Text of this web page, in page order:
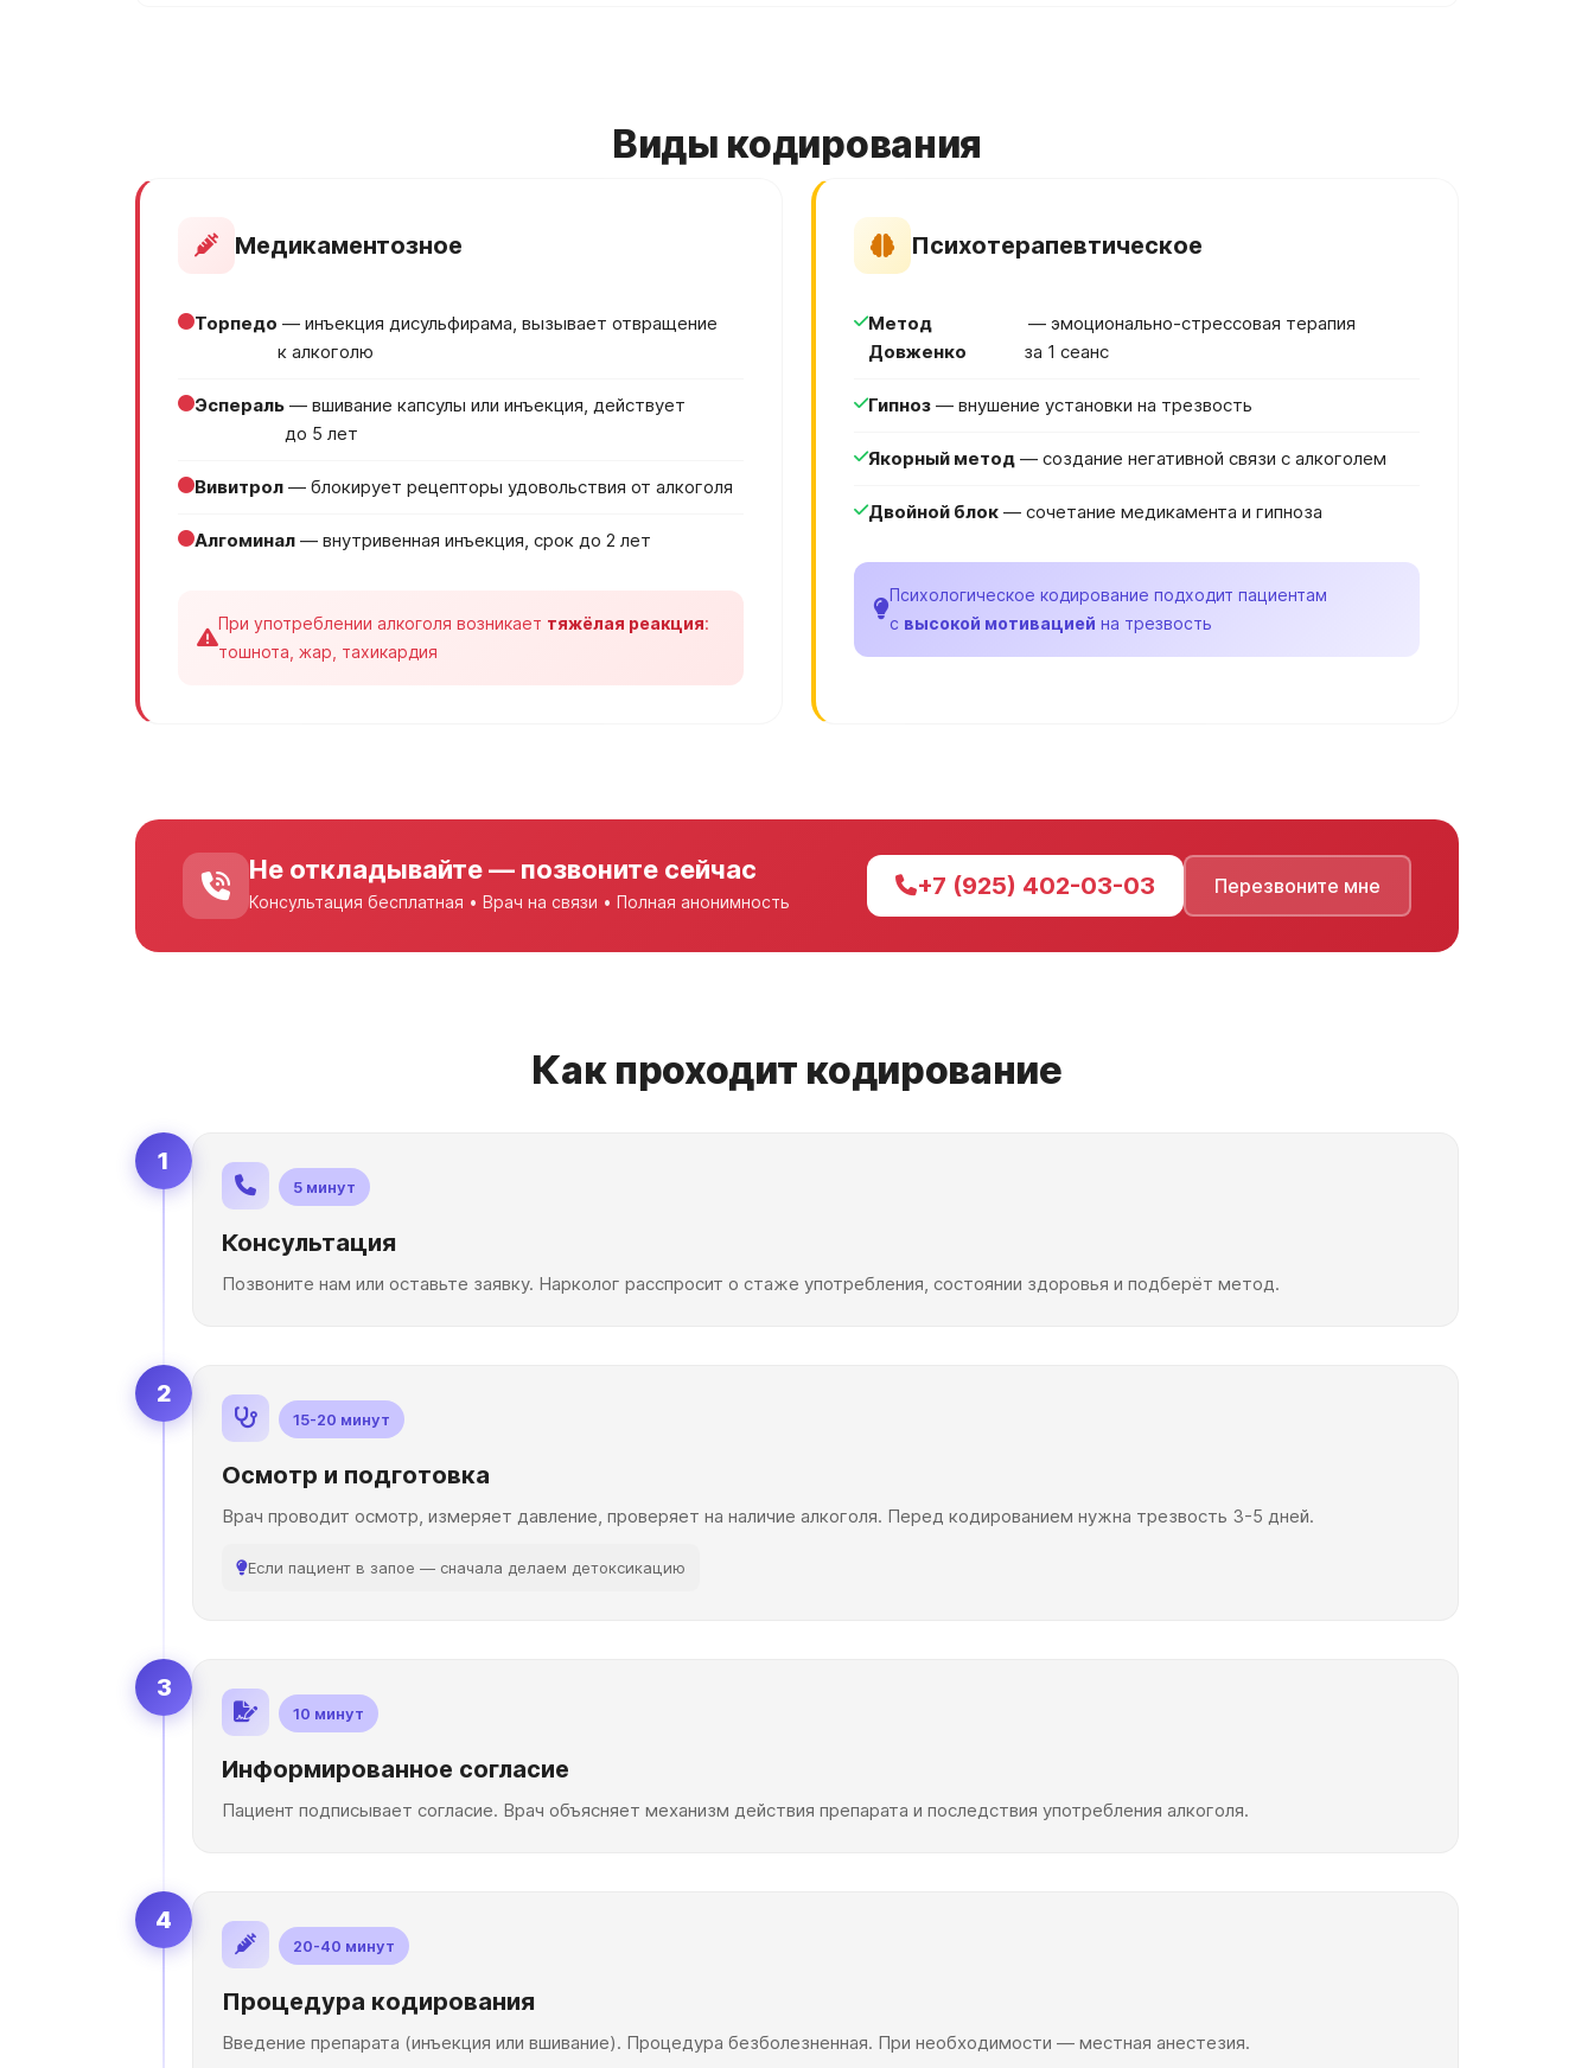
Виды кодирования
Медикаментозное
Торпедо — инъекция дисульфирама, вызывает отвращение
к алкоголю
Эспераль — вшивание капсулы или инъекция, действует
до 5 лет
Вивитрол — блокирует рецепторы удовольствия от алкоголя
Алгоминал — внутривенная инъекция, срок до 2 лет
При употреблении алкоголя возникает тяжёлая реакция:
тошнота, жар, тахикардия
Психотерапевтическое
Метод
Довженко
— эмоционально-стрессовая терапия
за 1 сеанс
Гипноз — внушение установки на трезвость
Якорный метод — создание негативной связи с алкоголем
Двойной блок — сочетание медикамента и гипноза
Психологическое кодирование подходит пациентам
с высокой мотивацией на трезвость
Не откладывайте — позвоните сейчас
Консультация бесплатная • Врач на связи • Полная анонимность
+7 (925) 402-03-03 Перезвоните мне
Как проходит кодирование
1
5 минут
Консультация
Позвоните нам или оставьте заявку. Нарколог расспросит о стаже употребления, состоянии здоровья и подберёт метод.
2
15-20 минут
Осмотр и подготовка
Врач проводит осмотр, измеряет давление, проверяет на наличие алкоголя. Перед кодированием нужна трезвость 3-5 дней.
Если пациент в запое — сначала делаем детоксикацию
3
10 минут
Информированное согласие
Пациент подписывает согласие. Врач объясняет механизм действия препарата и последствия употребления алкоголя.
4
20-40 минут
Процедура кодирования
Введение препарата (инъекция или вшивание). Процедура безболезненная. При необходимости — местная анестезия.